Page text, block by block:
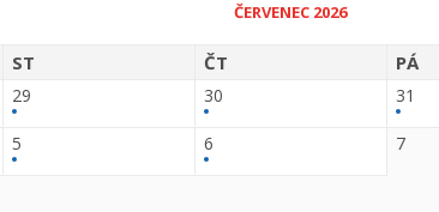
ČERVENEC 2026
ST ČT PÁ
29 30 31
5 6 7